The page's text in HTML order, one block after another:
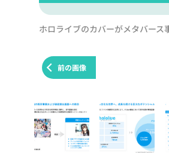
ホロライブのカバーがメタバー
前の画像